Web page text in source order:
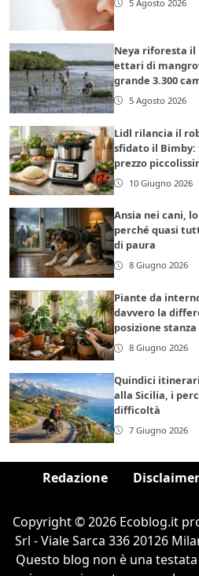
5 Agosto 2026
Neya riforesta il
ettari di
grande 3.300
5 Agosto 2026
Lidl rilancia il
sfidato il
prezzo
10 Giugno 2026
Ansia nei cani,
perché quasi
di paura
8 Giugno 2026
Piante da
davvero la
posizione
8 Giugno 2026
Quindici
alla Sicilia, i
difficoltà
7 Giugno 2026
Redazione Disclaimer
Copyright © 2026 Ecoblog.it
Srl - Viale Sarca 336 20126
Questo blog non è una